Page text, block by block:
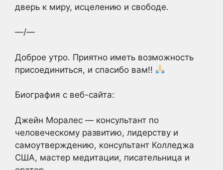
дверь к миру, исцелению и свободе.
—/—
Доброе утро. Приятно иметь возможность
присоединиться, и спасибо вам!!
Биография с веб-сайта:
Джейн Моралес — консультант по
человеческому развитию, лидерству и
самоутверждению, консультант Колледжа
США, мастер медитации, писательница и